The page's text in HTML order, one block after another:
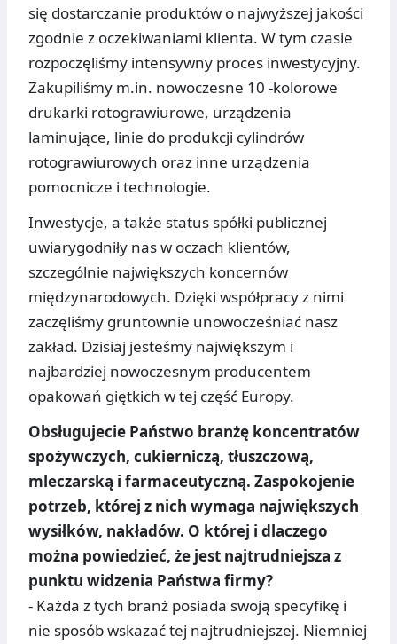
się dostarczanie produktów o najwyższej jakości
zgodnie z oczekiwaniami klienta. W tym czasie
rozpoczęliśmy intensywny proces inwestycyjny.
Zakupiliśmy m.in. nowoczesne 10 -kolorowe
drukarki rotograwiurowe, urządzenia
laminujące, linie do produkcji cylindrów
rotograwiurowych oraz inne urządzenia
pomocnicze i technologie.
Inwestycje, a także status spółki publicznej
uwiarygodniły nas w oczach klientów,
szczególnie największych koncernów
międzynarodowych. Dzięki współpracy z nimi
zaczęliśmy gruntownie unowocześniać nasz
zakład. Dzisiaj jesteśmy największym i
najbardziej nowoczesnym producentem
opakowań giętkich w tej część Europy.
Obsługujecie Państwo branżę koncentratów
spożywczych, cukierniczą, tłuszczową,
mleczarską i farmaceutyczną. Zaspokojenie
potrzeb, której z nich wymaga największych
wysiłków, nakładów. O której i dlaczego
można powiedzieć, że jest najtrudniejsza z
punktu widzenia Państwa firmy?
- Każda z tych branż posiada swoją specyfikę i
nie sposób wskazać tej najtrudniejszej. Niemniej